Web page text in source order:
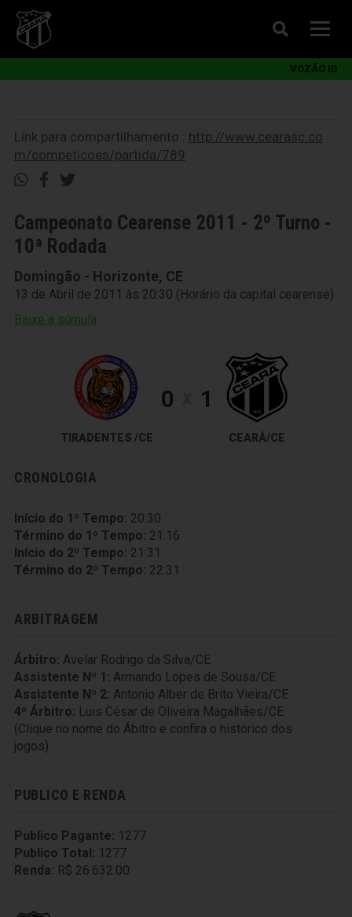
VOZÃO ID
Link para compartilhamento:: http://www.cearasc.co
m/competicoes/partida/789
Campeonato Cearense 2011 - 2º Turno -
10ª Rodada
Domingão - Horizonte, CE
13 de Abril de 2011 às 20:30 (Horário da capital cearense)
Baixe a súmula
TIRADENTES /CE
0 1
CEARÁ/CE
CRONOLOGIA
Início do 1º Tempo: 20:30
Término do 1º Tempo: 21:16
Início do 2º Tempo: 21:31
Término do 2º Tempo: 22:31
ARBITRAGEM
Árbitro: Avelar Rodrigo da Silva/CE
Assistente Nº 1: Armando Lopes de Sousa/CE
Assistente Nº 2: Antonio Alber de Brito Vieira/CE
4º Árbitro: Luis César de Oliveira Magalhães/CE
(Clique no nome do Ábitro e confira o histórico dos
jogos)
PUBLICO E RENDA
Publico Pagante: 1277
Publico Total: 1277
Renda: R$ 26.632.00